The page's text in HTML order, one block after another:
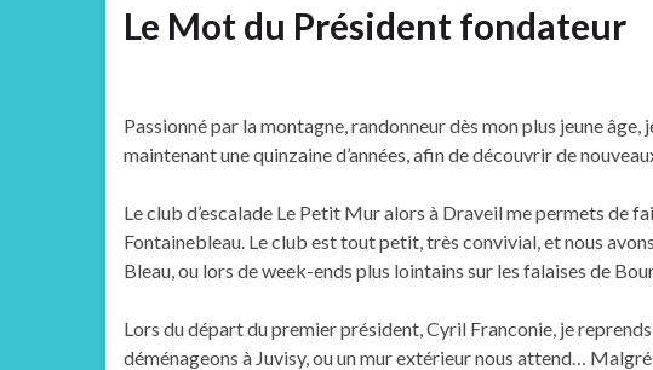
Le Mot du Président fondateur
Passionné par la montagne, randonneur dès mon plus jeune âge,
maintenant une quinzaine d’années, afin de découvrir de
Le club d’escalade Le Petit Mur alors à Draveil me permets de
Fontainebleau. Le club est tout petit, très convivial, et nous
Bleau, ou lors de week-ends plus lointains sur les falaises de
Lors du départ du premier président, Cyril Franconie, je
déménageons à Juvisy, ou un mur extérieur nous attend…